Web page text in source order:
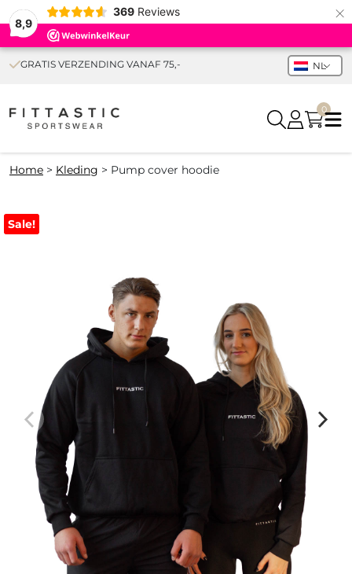
8,9
369 Reviews ×
GRATIS VERZENDING VANAF 75,- NL
0
Home > Kleding > Pump cover hoodie
Sale!